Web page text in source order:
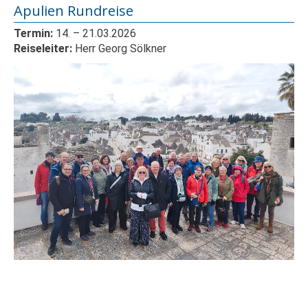
Apulien Rundreise
Termin: 14. – 21.03.2026
Reiseleiter: Herr Georg Sölkner